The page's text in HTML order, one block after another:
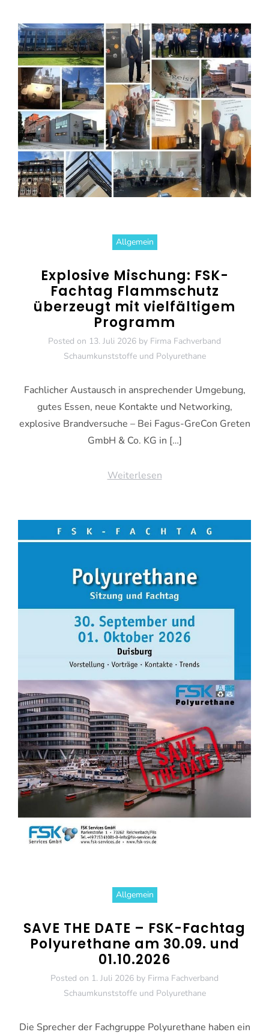
Allgemein
Explosive Mischung: FSK-
Fachtag Flammschutz
überzeugt mit vielfältigem
Programm
Posted on 13. Juli 2026 by Firma Fachverband
Schaumkunststoffe und Polyurethane
Fachlicher Austausch in ansprechender Umgebung,
gutes Essen, neue Kontakte und Networking,
explosive Brandversuche – Bei Fagus-GreCon Greten
GmbH & Co. KG in […]
Weiterlesen
Allgemein
SAVE THE DATE – FSK-Fachtag
Polyurethane am 30.09. und
01.10.2026
Posted on 1. Juli 2026 by Firma Fachverband
Schaumkunststoffe und Polyurethane
Die Sprecher der Fachgruppe Polyurethane haben ein